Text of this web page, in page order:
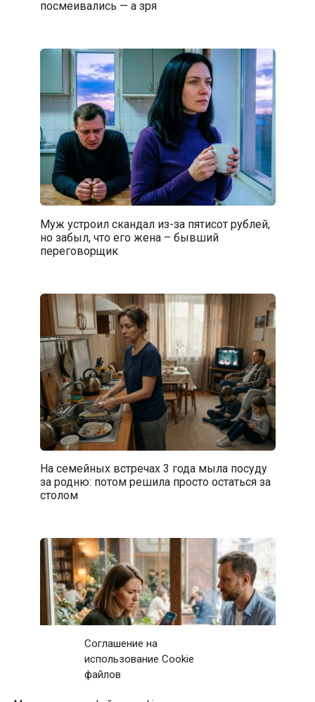
Соглашение на
использование Cookie
файлов
посмеивались — а зря
Муж устроил скандал из-за пятисот рублей,
но забыл, что его жена – бывший
переговорщик
На семейных встречах 3 года мыла посуду
за родню: потом решила просто остаться за
столом